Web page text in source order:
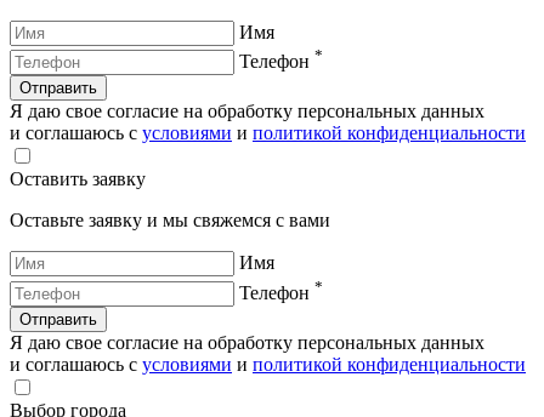
Имя
Телефон *
Отправить
Я даю свое согласие на обработку персональных данных
и соглашаюсь с условиями и политикой конфиденциальности
Оставить заявку
Оставьте заявку и мы свяжемся с вами
Имя
Телефон *
Отправить
Я даю свое согласие на обработку персональных данных
и соглашаюсь с условиями и политикой конфиденциальности
Выбор города